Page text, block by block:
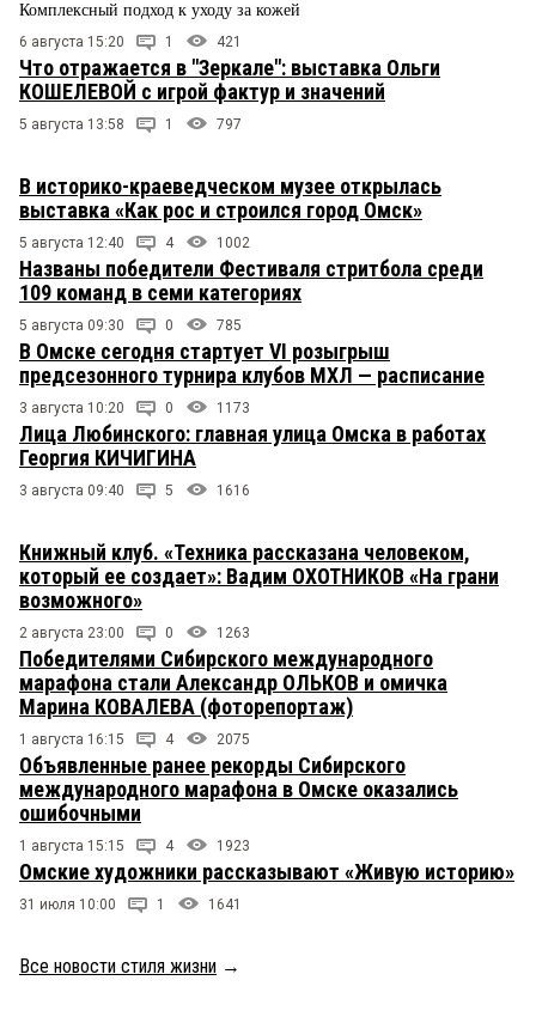
Комплексный подход к уходу за кожей
6 августа 15:20 1 421
Что отражается в "Зеркале": выставка Ольги
КОШЕЛЕВОЙ с игрой фактур и значений
5 августа 13:58 1 797
В историко-краеведческом музее открылась
выставка «Как рос и строился город Омск»
5 августа 12:40 4 1002
Названы победители Фестиваля стритбола среди
109 команд в семи категориях
5 августа 09:30 0 785
В Омске сегодня стартует VI розыгрыш
предсезонного турнира клубов МХЛ — расписание
3 августа 10:20 0 1173
Лица Любинского: главная улица Омска в работах
Георгия КИЧИГИНА
3 августа 09:40 5 1616
Книжный клуб. «Техника рассказана человеком,
который ее создает»: Вадим ОХОТНИКОВ «На грани
возможного»
2 августа 23:00 0 1263
Победителями Сибирского международного
марафона стали Александр ОЛЬКОВ и омичка
Марина КОВАЛЕВА (фоторепортаж)
1 августа 16:15 4 2075
Объявленные ранее рекорды Сибирского
международного марафона в Омске оказались
ошибочными
1 августа 15:15 4 1923
Омские художники рассказывают «Живую историю»
31 июля 10:00 1 1641
Все новости стиля жизни →